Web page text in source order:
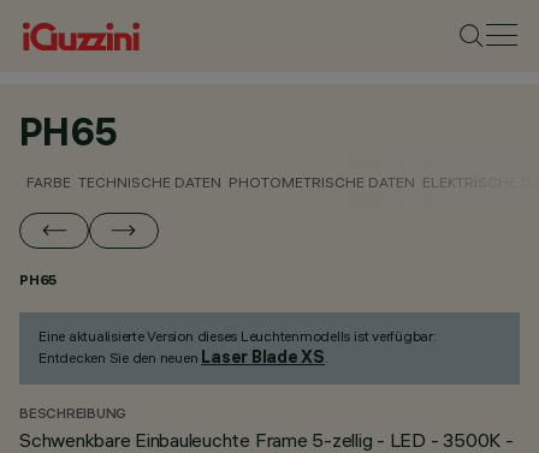
PH65
FARBE TECHNISCHE DATEN PHOTOMETRISCHE DATEN ELEKTRISCHE
PH65
Eine aktualisierte Version dieses Leuchtenmodells ist verfügbar:
Entdecken Sie den neuen Laser Blade XS.
BESCHREIBUNG
Schwenkbare Einbauleuchte Frame 5-zellig - LED - 3500K -